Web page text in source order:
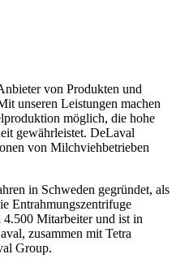
von Produkten und
unseren Leistungen machen
möglich, die hohe
gewährleistet. DeLaval
von Milchviehbetrieben
in Schweden gegründet, als
Entrahmungszentrifuge
Mitarbeiter und ist in
zusammen mit Tetra
Group.